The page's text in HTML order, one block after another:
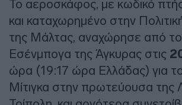
Το αεροσκάφος, με κωδικό
και καταχωρημένο στην
της Μάλτας, αναχώρησε από
Εσένμπογα της Άγκυρας στις
ώρα (19:17 ώρα Ελλάδας) για
Μίτιγκα στην πρωτεύουσα της